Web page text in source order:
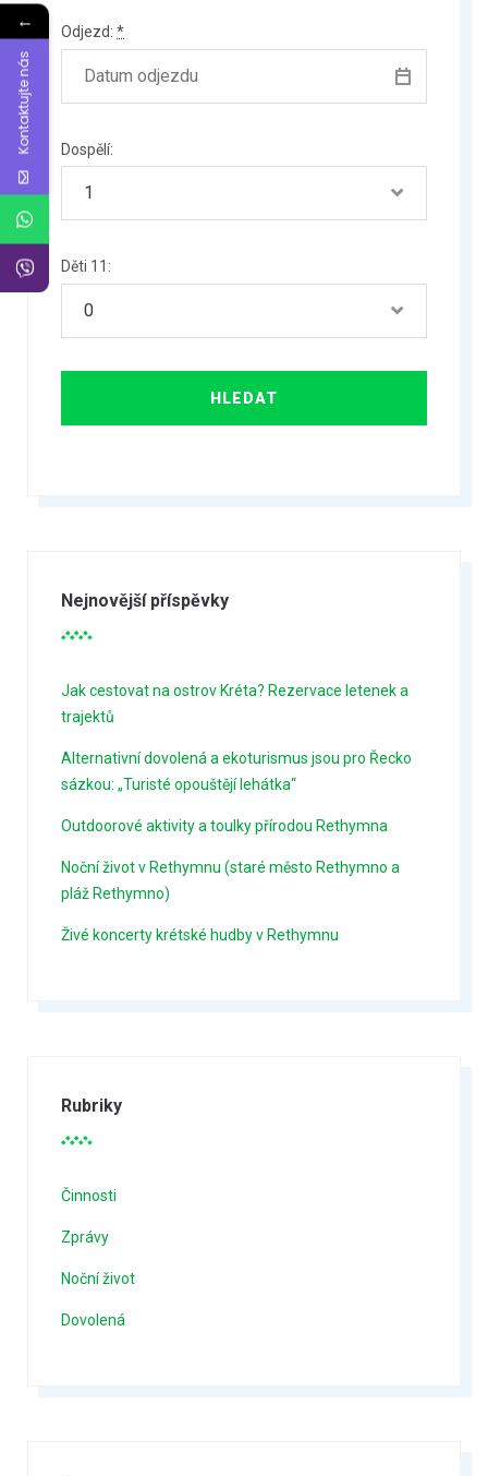
Odjezd: *
Dospělí:
Děti 11:
Nejnovější příspěvky
Jak cestovat na ostrov Kréta? Rezervace letenek a
trajektů
Alternativní dovolená a ekoturismus jsou pro Řecko
sázkou: „Turisté opouštějí lehátka“
Outdoorové aktivity a toulky přírodou Rethymna
Noční život v Rethymnu (staré město Rethymno a
pláž Rethymno)
Živé koncerty krétské hudby v Rethymnu
Rubriky
Činnosti
Zprávy
Noční život
Dovolená
←
Kontaktujte nás